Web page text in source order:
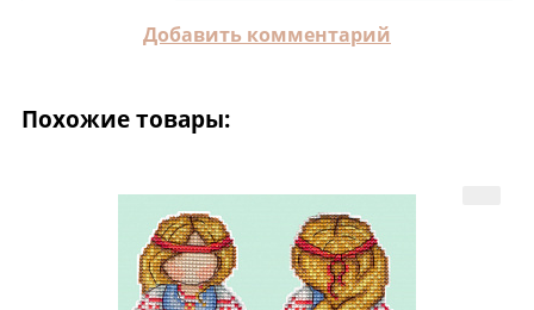
Добавить комментарий
Похожие товары: